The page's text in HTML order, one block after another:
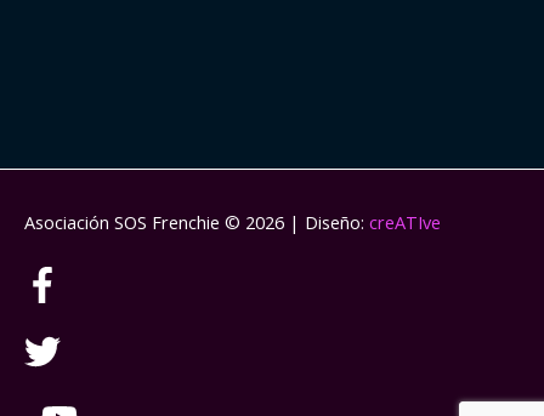
Asociación SOS Frenchie © 2026 | Diseño: creATIve